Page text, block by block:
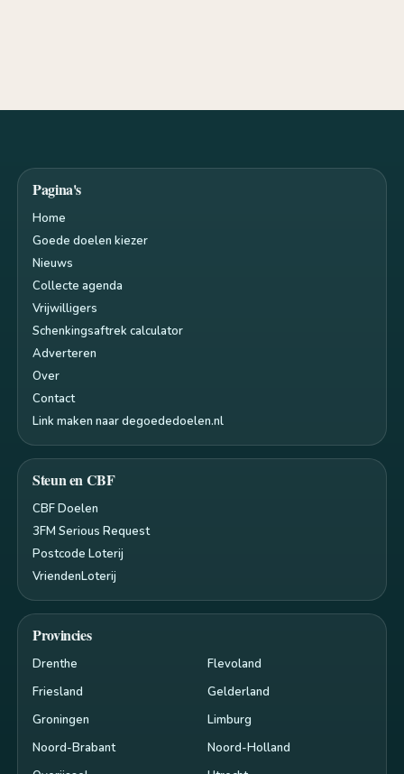
Pagina's
Home
Goede doelen kiezer
Nieuws
Collecte agenda
Vrijwilligers
Schenkingsaftrek calculator
Adverteren
Over
Contact
Link maken naar degoededoelen.nl
Steun en CBF
CBF Doelen
3FM Serious Request
Postcode Loterij
VriendenLoterij
Provincies
Drenthe
Flevoland
Friesland
Gelderland
Groningen
Limburg
Noord-Brabant
Noord-Holland